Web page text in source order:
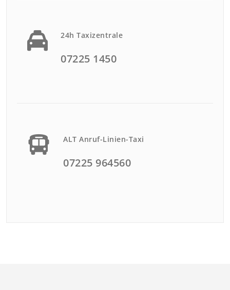
24h Taxizentrale
07225 1450
ALT Anruf-Linien-Taxi
07225 964560